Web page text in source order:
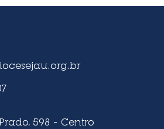
598 – Centro